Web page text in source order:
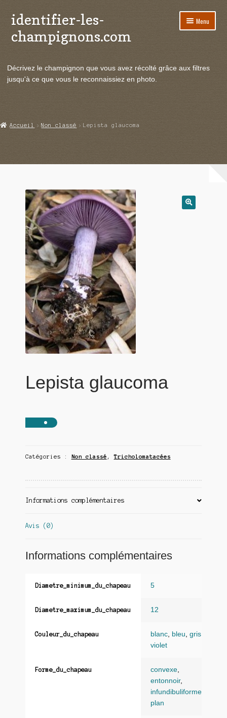
Aller
à
la
Aller
au
contenu
identifier-les-
champignons.com
Menu
le
Actualités
Echanges et contacts
Décrivez le champignon que vous avez récolté grâce aux filtres
jusqu'à ce que vous le reconnaissiez en photo.
Accueil Non classé Lepista glaucoma
Lepista glaucoma
Catégories : Non classé ,Tricholomatacées
Informations complémentaires
Avis (0)
Informations complémentaires
Diametre_minimum_du_chapeau 5
Diametre_maximum_du_chapeau 12
Couleur_du_chapeau blanc bleu gris
violet
Forme_du_chapeau convexe
entonnoir,
infundibuliforme
plan